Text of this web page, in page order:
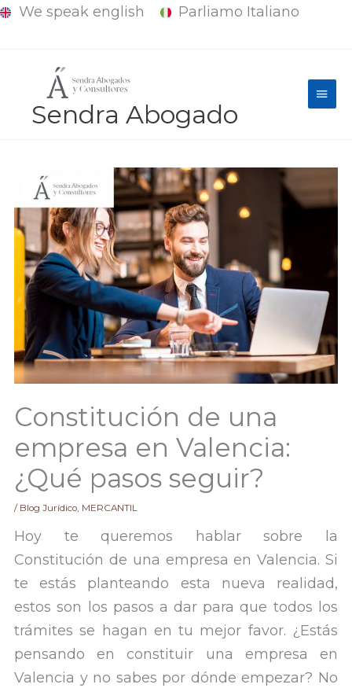
We speak english Parliamo Italiano
Sendra Abogado
Constitución de una
empresa en Valencia:
¿Qué pasos seguir?
/ Blog Jurídico, MERCANTIL
Hoy te queremos hablar sobre la
Constitución de una empresa en Valencia. Si
te estás planteando esta nueva realidad,
estos son los pasos a dar para que todos los
trámites se hagan en tu mejor favor. ¿Estás
pensando en constituir una empresa en
Valencia y no sabes por dónde empezar? No